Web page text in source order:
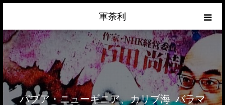
軍荼利
パプア・ニューギニア、カリブ海 バラマ
経済
ネトウヨ
政治